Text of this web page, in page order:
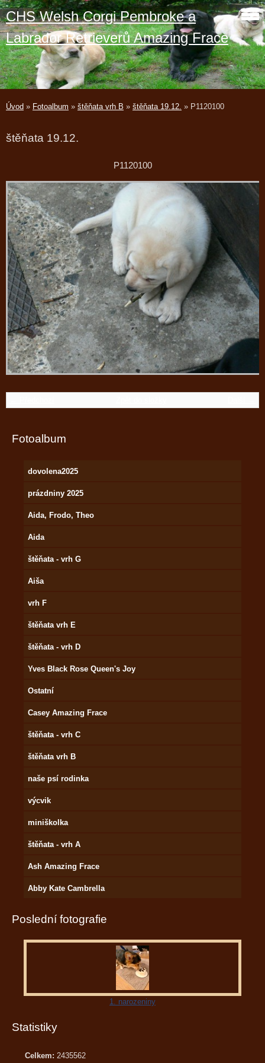
CHS Welsh Corgi Pembroke a
Labrador Retrieverů Amazing Frace
Úvod » Fotoalbum » štěňata vrh B » štěňata 19.12. » P1120100
štěňata 19.12.
P1120100
Fotoalbum
dovolena2025
prázdniny 2025
Aida, Frodo, Theo
Aida
štěňata - vrh G
Aiša
vrh F
štěňata vrh E
štěňata - vrh D
Yves Black Rose Queen's Joy
Ostatní
Casey Amazing Frace
štěňata - vrh C
štěňata vrh B
naše psí rodinka
výcvik
miniškolka
štěňata - vrh A
Ash Amazing Frace
Abby Kate Cambrella
Poslední fotografie
1. narozeniny
Statistiky
Celkem: 2435562